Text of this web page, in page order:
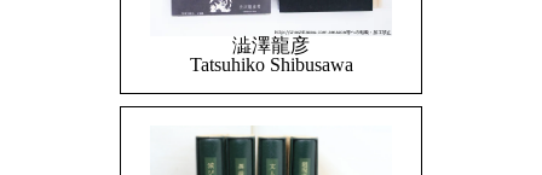
澁澤龍彦
Tatsuhiko Shibusawa